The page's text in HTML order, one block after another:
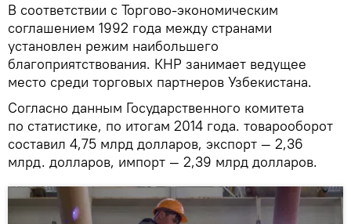
В соответствии с Торгово-экономическим
соглашением 1992 года между странами
установлен режим наибольшего
благоприятствования. КНР занимает ведущее
место среди торговых партнеров Узбекистана.
Согласно данным Государственного комитета
по статистике, по итогам 2014 года. товарооборот
составил 4,75 млрд долларов, экспорт — 2,36
млрд. долларов, импорт — 2,39 млрд долларов.